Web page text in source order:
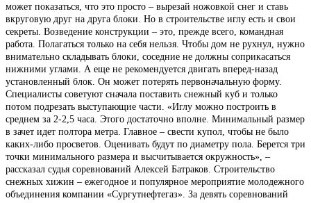
может показаться, что это просто – вырезай ножовкой снег и ставь
вкруговую друг на друга блоки. Но в строительстве иглу есть и свои
секреты. Возведение конструкции – это, прежде всего, командная
работа. Полагаться только на себя нельзя. Чтобы дом не рухнул, нужно
внимательно складывать блоки, соседние не должны соприкасаться
нижними углами. А еще не рекомендуется двигать вперед-назад
установленный блок. Он может потерять первоначальную форму.
Специалисты советуют сначала поставить снежный куб и только
потом подрезать выступающие части. «Иглу можно построить в
среднем за 2-2,5 часа. Этого достаточно вполне. Минимальный размер
в зачет идет полтора метра. Главное – свести купол, чтобы не было
каких-либо просветов. Оценивать будут по диаметру пола. Берется три
точки минимального размера и высчитывается окружность», –
рассказал судья соревнований Алексей Батраков. Строительство
снежных хижин – ежегодное и популярное мероприятие молодежного
объединения компании «Сургутнефтегаз». За девять соревнований